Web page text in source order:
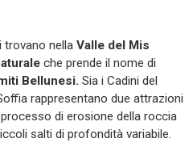
trovano nella Valle del Mis
che prende il nome di
Bellunesi. Sia i Cadini del
rappresentano due attrazioni
di erosione della roccia
salti di profondità variabile.